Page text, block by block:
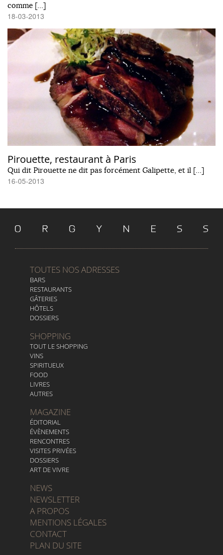
comme […]
18-03-2013
Pirouette, restaurant à Paris
Qui dit Pirouette ne dit pas forcément Galipette, et il […]
16-05-2013
TOUTES NOS ADRESSES
BARS
RESTAURANTS
GÂTERIES
HÔTELS
DOSSIERS
SHOPPING
TOUT LE SHOPPING
VINS
SPIRITUEUX
FOOD
LIVRES
AUTRES
MAGAZINE
ÉDITORIAL
ÉVÈNEMENTS
RENCONTRES
VISITES PRIVÉES
DOSSIERS
ART DE VIVRE
NEWS
NEWSLETTER
A PROPOS
MENTIONS LÉGALES
CONTACT
PLAN DU SITE